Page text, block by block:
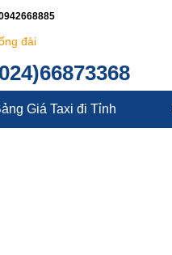
đài
Giá Taxi đi Tỉnh